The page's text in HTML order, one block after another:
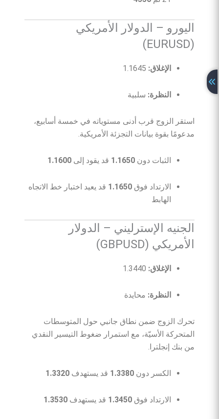
اليورو – الدولار الأمريكي
(EURUSD)
الإغلاق:
النظرة: سلبية
استقر الزوج قرب أدنى مستوياته في خمسة أسابيع،
مدعومًا بقوة بيانات التجزئة الأمريكية.
الثبات دون 1.1650 قد يقود إلى 1.1600
الارتداد فوق 1.1650 قد يعيد اختبار خط الاتجاه
الهابط
الجنيه الإسترليني – الدولار
الأمريكي (GBPUSD)
الإغلاق:
النظرة: محايدة
تحرك الزوج ضمن نطاق جانبي حول المتوسطات
المتحركة الأسيّة، مع استمرار ضغوط التيسير النقدي
من بنك إنجلترا.
الكسر دون 1.3380 قد يستهدف 1.3320
الارتداد فوق 1.3450 قد يستهدف 1.3530